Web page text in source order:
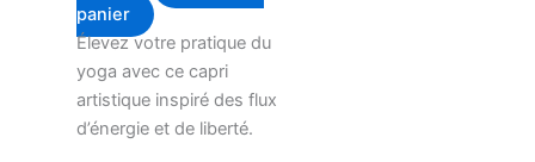
panier
Élevez votre pratique du
yoga avec ce capri
artistique inspiré des flux
d’énergie et de liberté.